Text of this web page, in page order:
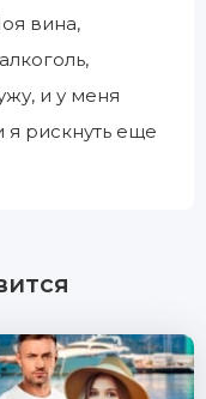
вина,
и у меня
я рискнуть еще